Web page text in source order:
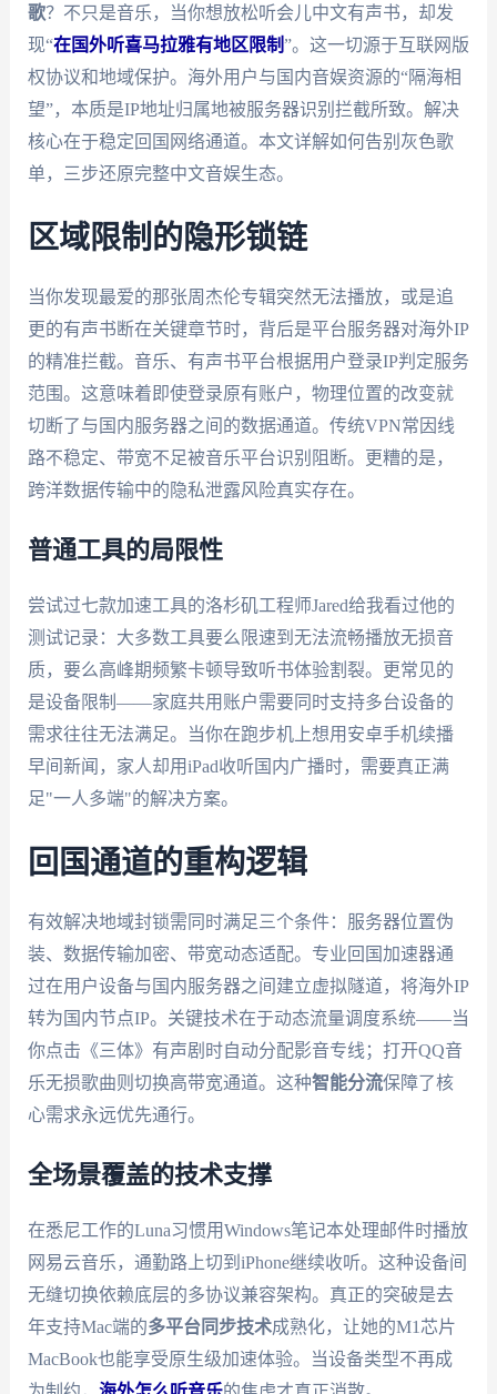
歌？不只是音乐，当你想放松听会儿中文有声书，却发
现“在国外听喜马拉雅有地区限制”。这一切源于互联网版
权协议和地域保护。海外用户与国内音娱资源的“隔海相
望”，本质是IP地址归属地被服务器识别拦截所致。解决
核心在于稳定回国网络通道。本文详解如何告别灰色歌
单，三步还原完整中文音娱生态。
区域限制的隐形锁链
当你发现最爱的那张周杰伦专辑突然无法播放，或是追
更的有声书断在关键章节时，背后是平台服务器对海外IP
的精准拦截。音乐、有声书平台根据用户登录IP判定服务
范围。这意味着即使登录原有账户，物理位置的改变就
切断了与国内服务器之间的数据通道。传统VPN常因线
路不稳定、带宽不足被音乐平台识别阻断。更糟的是，
跨洋数据传输中的隐私泄露风险真实存在。
普通工具的局限性
尝试过七款加速工具的洛杉矶工程师Jared给我看过他的
测试记录：大多数工具要么限速到无法流畅播放无损音
质，要么高峰期频繁卡顿导致听书体验割裂。更常见的
是设备限制——家庭共用账户需要同时支持多台设备的
需求往往无法满足。当你在跑步机上想用安卓手机续播
早间新闻，家人却用iPad收听国内广播时，需要真正满
足"一人多端"的解决方案。
回国通道的重构逻辑
有效解决地域封锁需同时满足三个条件：服务器位置伪
装、数据传输加密、带宽动态适配。专业回国加速器通
过在用户设备与国内服务器之间建立虚拟隧道，将海外IP
转为国内节点IP。关键技术在于动态流量调度系统——当
你点击《三体》有声剧时自动分配影音专线；打开QQ音
乐无损歌曲则切换高带宽通道。这种智能分流保障了核
心需求永远优先通行。
全场景覆盖的技术支撑
在悉尼工作的Luna习惯用Windows笔记本处理邮件时播放
网易云音乐，通勤路上切到iPhone继续收听。这种设备间
无缝切换依赖底层的多协议兼容架构。真正的突破是去
年支持Mac端的多平台同步技术成熟化，让她的M1芯片
MacBook也能享受原生级加速体验。当设备类型不再成